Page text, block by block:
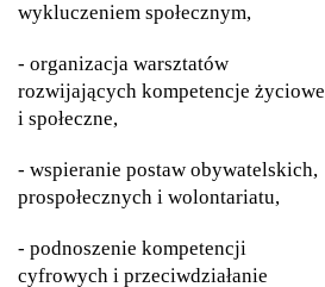
wykluczeniem społecznym,
- organizacja warsztatów
rozwijających kompetencje życiowe
i społeczne,
- wspieranie postaw obywatelskich,
prospołecznych i wolontariatu,
- podnoszenie kompetencji
cyfrowych i przeciwdziałanie